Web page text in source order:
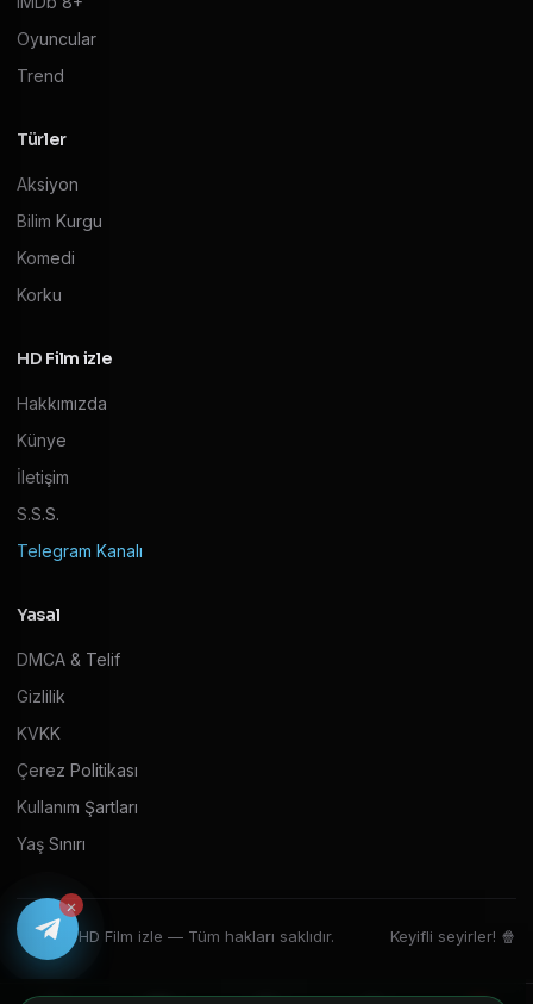
Oyuncular
Trend
Türler
Aksiyon
Bilim Kurgu
Komedi
Korku
HD Film izle
Hakkımızda
Künye
İletişim
S.S.S.
Telegram Kanalı
Yasal
DMCA & Telif
Gizlilik
KVKK
Çerez Politikası
Kullanım Şartları
Yaş Sınırı
© 2026 HD Film izle — Tüm hakları saklıdır. Keyifli seyirler! 🍿
×